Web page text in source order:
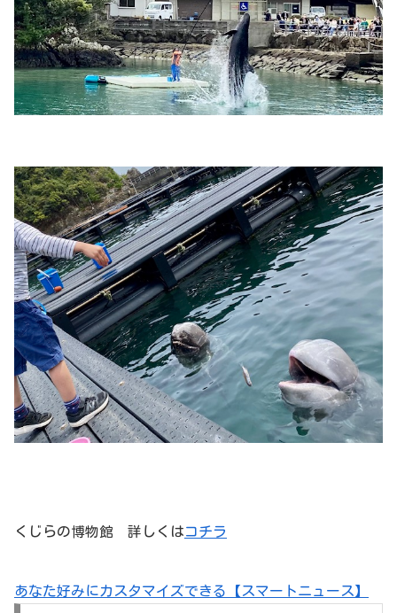
くじらの博物館 詳しくはコチラ
あなた好みにカスタマイズできる【スマートニュース】